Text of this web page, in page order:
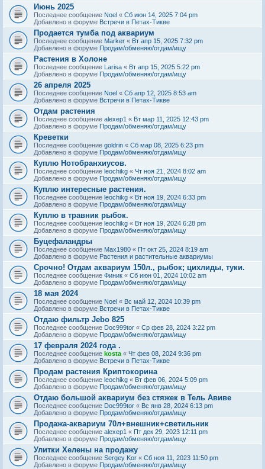
Июнь 2025
Последнее сообщение Noel « Сб июн 14, 2025 7:04 pm
Добавлено в форуме Встречи в Петах-Тикве
Продается тумба под аквариум
Последнее сообщение Marker « Вт апр 15, 2025 7:32 pm
Добавлено в форуме Продам/обменяю/отдам/ищу
Растения в Холоне
Последнее сообщение Larisa « Вт апр 15, 2025 5:22 pm
Добавлено в форуме Продам/обменяю/отдам/ищу
26 апреля 2025
Последнее сообщение Noel « Сб апр 12, 2025 8:53 am
Добавлено в форуме Встречи в Петах-Тикве
Отдам растения
Последнее сообщение alexep1 « Вт мар 11, 2025 12:43 pm
Добавлено в форуме Продам/обменяю/отдам/ищу
Креветки
Последнее сообщение goldrin « Сб мар 08, 2025 6:23 pm
Добавлено в форуме Продам/обменяю/отдам/ищу
Куплю Нотобранхиусов.
Последнее сообщение leochikg « Чт ноя 21, 2024 8:02 am
Добавлено в форуме Продам/обменяю/отдам/ищу
Куплю интересные растения.
Последнее сообщение leochikg « Вт ноя 19, 2024 6:33 pm
Добавлено в форуме Продам/обменяю/отдам/ищу
Куплю в травник рыбок.
Последнее сообщение leochikg « Вт ноя 19, 2024 6:28 pm
Добавлено в форуме Продам/обменяю/отдам/ищу
Буцефаландры
Последнее сообщение Max1980 « Пт окт 25, 2024 8:19 am
Добавлено в форуме Растения и растительные аквариумы
Срочно! Отдам аквариум 150л., рыбок; цихлиды, туки.
Последнее сообщение Финик « Сб июн 01, 2024 10:02 am
Добавлено в форуме Продам/обменяю/отдам/ищу
18 мая 2024
Последнее сообщение Noel « Вс май 12, 2024 10:39 pm
Добавлено в форуме Встречи в Петах-Тикве
Отдаю фильтр Jebo 825
Последнее сообщение Doc999tor « Ср фев 28, 2024 3:22 pm
Добавлено в форуме Продам/обменяю/отдам/ищу
17 февраля 2024 года .
Последнее сообщение kosta « Чт фев 08, 2024 9:36 pm
Добавлено в форуме Встречи в Петах-Тикве
Продам растения Криптокорина
Последнее сообщение leochikg « Вт фев 06, 2024 5:09 pm
Добавлено в форуме Продам/обменяю/отдам/ищу
Отдаю большой аквариум без стяжек в Тель Авиве
Последнее сообщение Doc999tor « Вс янв 28, 2024 6:13 pm
Добавлено в форуме Продам/обменяю/отдам/ищу
Продажа-аквариум 70л+внешник+светильник
Последнее сообщение alexep1 « Пт дек 29, 2023 12:11 pm
Добавлено в форуме Продам/обменяю/отдам/ищу
Улитки Хелены на продажу
Последнее сообщение Sergey Kor « Сб ноя 11, 2023 11:50 pm
Добавлено в форуме Продам/обменяю/отдам/ищу